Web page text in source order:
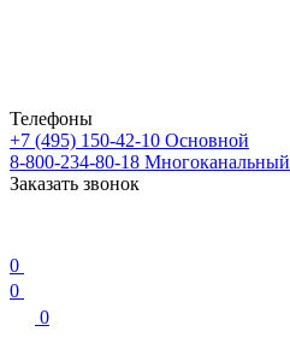
Телефоны
+7 (495) 150-42-10 Основной
8-800-234-80-18 Многоканальный
Заказать звонок
0
0
0